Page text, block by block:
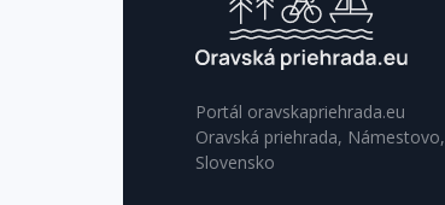
Portál oravskapriehrada.eu
Oravská priehrada, Námestovo,
Slovensko